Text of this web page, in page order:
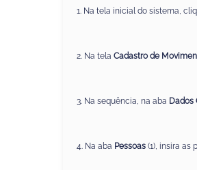
1. Na tela inicial do sistema,
2. Na tela Cadastro de
3. Na sequência, na aba Dados
4. Na aba Pessoas (1), insira as